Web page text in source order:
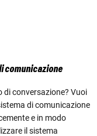
comunicazione
di conversazione? Vuoi
di comunicazione
e in modo
il sistema